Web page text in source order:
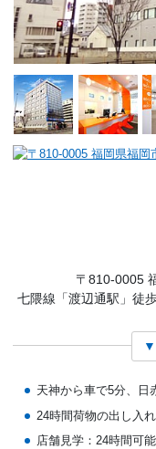
〒810-0005
七隈線「渡辺通駅」徒
▼
天神から車で5分、日
24時間荷物の出し入れ
店舗見学：24時間可